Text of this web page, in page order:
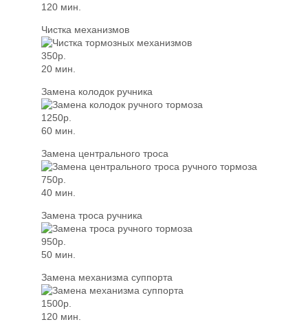
120 мин.
Чистка механизмов
350р.
20 мин.
Замена колодок ручника
1250р.
60 мин.
Замена центрального троса
750р.
40 мин.
Замена троса ручника
950р.
50 мин.
Замена механизма суппорта
1500р.
120 мин.